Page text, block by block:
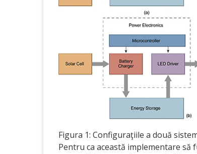
Figura 1: Configuraţiile a două
Pentru ca această implementare